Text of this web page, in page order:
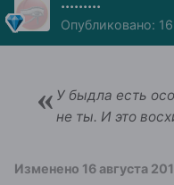
Опубликовано:
« У быдла есть
не ты. И это
Изменено 16 августа